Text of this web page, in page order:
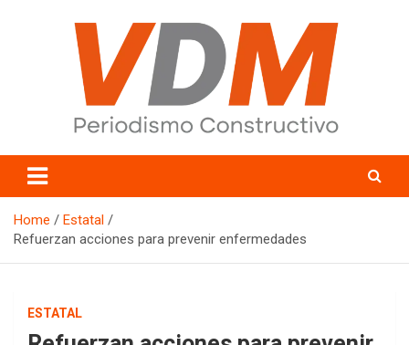
valledelmayo.com
Home
Estatal
Refuerzan acciones para prevenir enfermedades
ESTATAL